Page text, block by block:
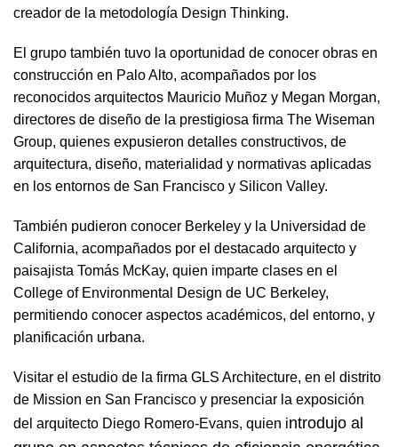
creador de la metodología Design Thinking.
El grupo también tuvo la oportunidad de conocer obras en
construcción en Palo Alto, acompañados por los
reconocidos arquitectos Mauricio Muñoz y Megan Morgan,
directores de diseño de la prestigiosa firma The Wiseman
Group, quienes expusieron detalles constructivos, de
arquitectura, diseño, materialidad y normativas aplicadas
en los entornos de San Francisco y Silicon Valley.
También pudieron conocer Berkeley y la Universidad de
California, acompañados por el destacado arquitecto y
paisajista Tomás McKay, quien imparte clases en el
College of Environmental Design de UC Berkeley,
permitiendo conocer aspectos académicos, del entorno, y
planificación urbana.
Visitar el estudio de la firma GLS Architecture, en el distrito
de Mission en San Francisco y presenciar la exposición
del arquitecto Diego Romero-Evans, quien introdujo al